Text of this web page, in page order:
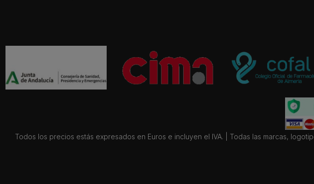
Todos los precios estás expresados en Euros e incluyen el IVA. | Todas las marcas,